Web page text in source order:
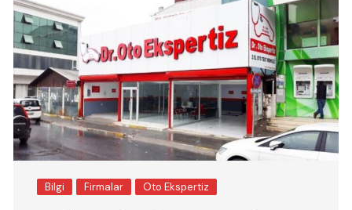
Bilgi Firmalar Oto Ekspertiz